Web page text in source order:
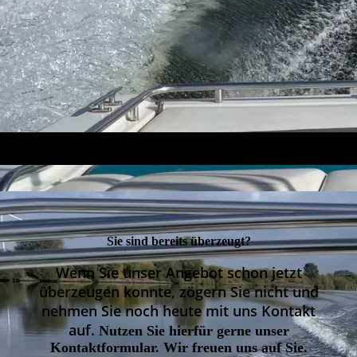
Sie sind bereits überzeugt?
Wenn Sie unser Angebot schon jetzt
überzeugen konnte, zögern Sie nicht und
nehmen Sie noch heute mit uns Kontakt
auf. Nutzen Sie hierfür gerne unser
Kontaktformular. Wir freuen uns auf Sie.